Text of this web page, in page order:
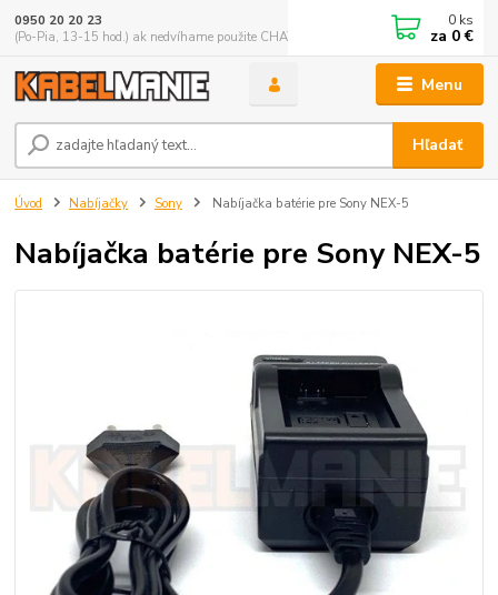
Menu
Hľadať
0950 20 20 23
(Po-Pia, 13-15 hod.) ak nedvíhame použite CHATBOX
0 ks
za 0 €
Úvod Nabíjačky Sony Nabíjačka batérie pre Sony NEX-5
Nabíjačka batérie pre Sony NEX-5